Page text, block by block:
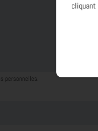
personnelles.
cliquant